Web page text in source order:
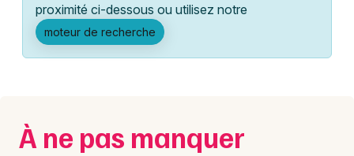
Activité & Expérience
Manifestations
Spectacles
Lyon
Marseille
Nantes
proximité ci-dessous ou utilisez notre
moteur de recherche
À ne pas manquer